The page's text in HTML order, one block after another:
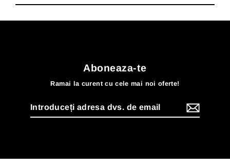
Aboneaza-te
Ramai la curent cu cele mai noi oferte!
adresa